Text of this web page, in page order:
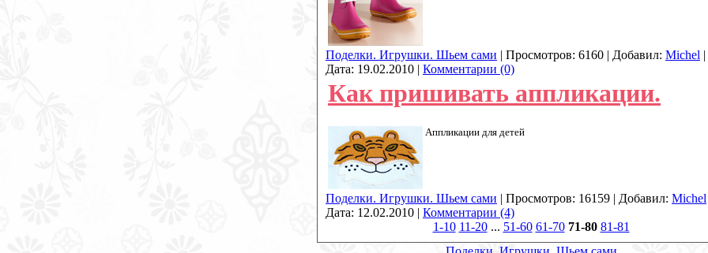
Поделки. Игрушки. Шьем сами | Просмотров: 6160 | Добавил: Michel |
Дата: 19.02.2010 | Комментарии (0)
Как пришивать аппликации.
Аппликации для детей
Поделки. Игрушки. Шьем сами | Просмотров: 16159 | Добавил: Michel
Дата: 12.02.2010 | Комментарии (4)
1-10 11-20 ... 51-60 61-70 71-80 81-81